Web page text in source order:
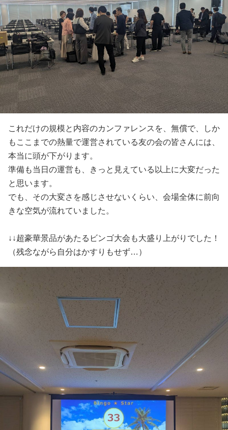
これだけの規模と内容のカンファレンスを、無償で、しか
もここまでの熱量で運営されている友の会の皆さんには、
本当に頭が下がります。
準備も当日の運営も、きっと見えている以上に大変だった
と思います。
でも、その大変さを感じさせないくらい、会場全体に前向
きな空気が流れていました。
↓↓超豪華景品があたるビンゴ大会も大盛り上がりでした！
（残念ながら自分はかすりもせず…）